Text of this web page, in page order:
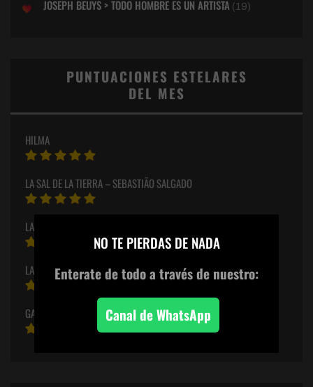
JOSEPH BEUYS > TODO HOMBRE ES UN ARTISTA (19)
PUNTUACIONES ESTELARES
DEL MES
HILMA
LA SAL DE LA TIERRA – SEBASTIÃO SALGADO
LA SOMBRA DE CARAVAGGIO
LA HISTORIA DE LA MUJER Y EL ARTE #1
GALLERY FAKE #34
NO TE PIERDAS DE NADA
Enterate de todoa través de nuestro:
Canal de WhatsApp